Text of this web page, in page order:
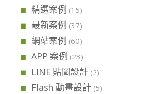
精選案例 (15)
最新案例 (37)
網站案例 (60)
APP 案例 (23)
LINE 貼圖設計 (2)
Flash 動畫設計 (5)